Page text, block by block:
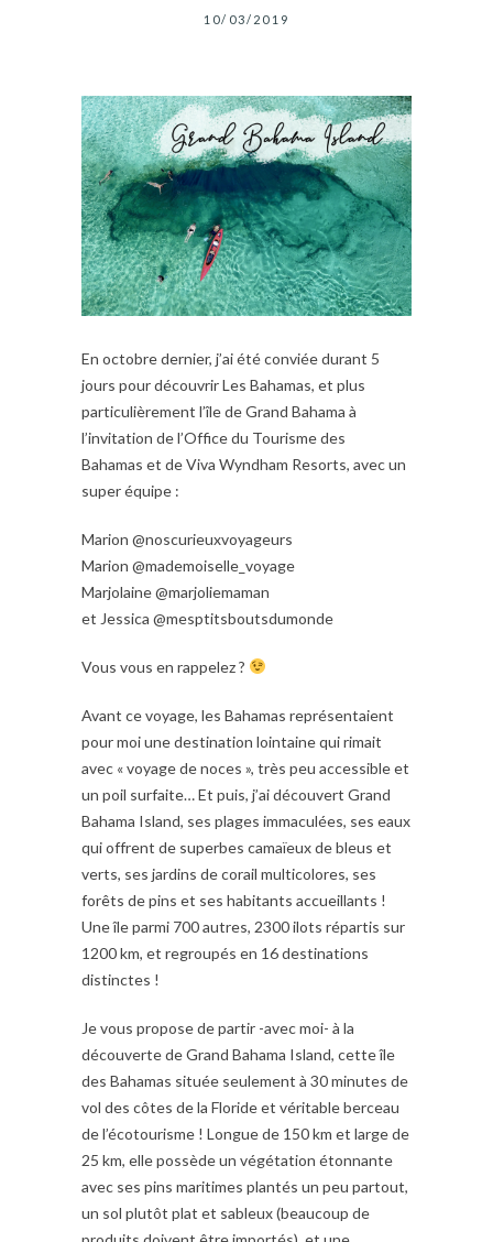
10/03/2019
En octobre dernier, j’ai été conviée durant 5
jours pour découvrir Les Bahamas, et plus
particulièrement l’île de Grand Bahama à
l’invitation de l’Office du Tourisme des
Bahamas et de Viva Wyndham Resorts, avec un
super équipe :
Marion @noscurieuxvoyageurs
Marion @mademoiselle_voyage
Marjolaine @marjoliemaman
et Jessica @mesptitsboutsdumonde
Vous vous en rappelez ?
Avant ce voyage, les Bahamas représentaient
pour moi une destination lointaine qui rimait
avec « voyage de noces », très peu accessible et
un poil surfaite… Et puis, j’ai découvert Grand
Bahama Island, ses plages immaculées, ses eaux
qui offrent de superbes camaïeux de bleus et
verts, ses jardins de corail multicolores, ses
forêts de pins et ses habitants accueillants !
Une île parmi 700 autres, 2300 ilots répartis sur
1200 km, et regroupés en 16 destinations
distinctes !
Je vous propose de partir -avec moi- à la
découverte de Grand Bahama Island, cette île
des Bahamas située seulement à 30 minutes de
vol des côtes de la Floride et véritable berceau
de l’écotourisme ! Longue de 150 km et large de
25 km, elle possède un végétation étonnante
avec ses pins maritimes plantés un peu partout,
un sol plutôt plat et sableux (beaucoup de